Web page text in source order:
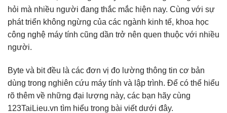
hỏi mà nhiều người đang thắc mắc hiện nay. Cùng với sự
phát triển không ngừng của các ngành kinh tế, khoa học
công nghệ máy tính cũng dần trở nên quen thuộc với nhiều
người.
Byte và bit đều là các đơn vị đo lường thông tin cơ bản
dùng trong nghiên cứu máy tính và lập trình. Để có thể hiểu
rõ thêm về những đại lượng này, các bạn hãy cùng
123TaiLieu.vn tìm hiểu trong bài viết dưới đây.